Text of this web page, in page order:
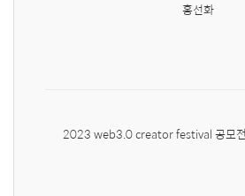
홍선화
2023 web3.0 creator festival 공모